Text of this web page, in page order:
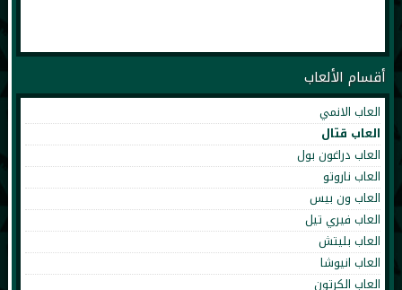
أقسام الألعاب
العاب الانمي
العاب قتال
العاب دراغون بول
العاب ناروتو
العاب ون بيس
العاب فيري تيل
العاب بليتش
العاب انيوشا
العاب الكرتون